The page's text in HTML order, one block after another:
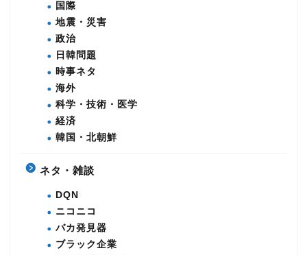
国際
地震・災害
政治
日韓問題
時事ネタ
海外
科学・技術・医学
経済
韓国・北朝鮮
ネタ・雑談
DQN
ニコニコ
バカ発見器
ブラック企業